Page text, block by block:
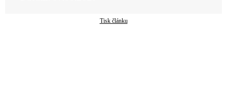
Tisk článku